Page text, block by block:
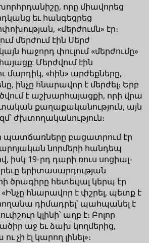
որը միավորեց
եւ հանգեցրեց
«մերժումն» էր։
մերժում էին Սերժ
հաջորդ փուլում «մերժումը»
Մերժվում էին
մարդիկ, «հին» արժեքները,
ինչը հնարավոր է մերժել։ Երբ
է աշխարհայացքի, որի վրա
քաղաքականություն, այն
ժխտողականություն։
պատճառները բացատրում էր
նորմերի հանդեպ
իսկ 19-րդ դարի ռուս սոցիալ-
երիտասարդության
ծրագիրը հետեւյալ կերպ էր
հնարավոր է փշրել, պետք է
դիմադրել՝ պահպանել է
կլինի՝ աղբ է։ Բոլոր
աջ եւ ձախ կողմերից,
չի էլ կարող լինել»։